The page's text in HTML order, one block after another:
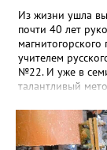
Из жизни ушла
почти 40 лет
магнитогорского
учителем
№22. И уже в
талантливый
«Благодаря её
сильный
ценностями и